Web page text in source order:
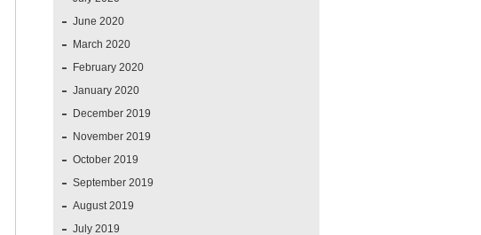
June 2020
March 2020
February 2020
January 2020
December 2019
November 2019
October 2019
September 2019
August 2019
July 2019